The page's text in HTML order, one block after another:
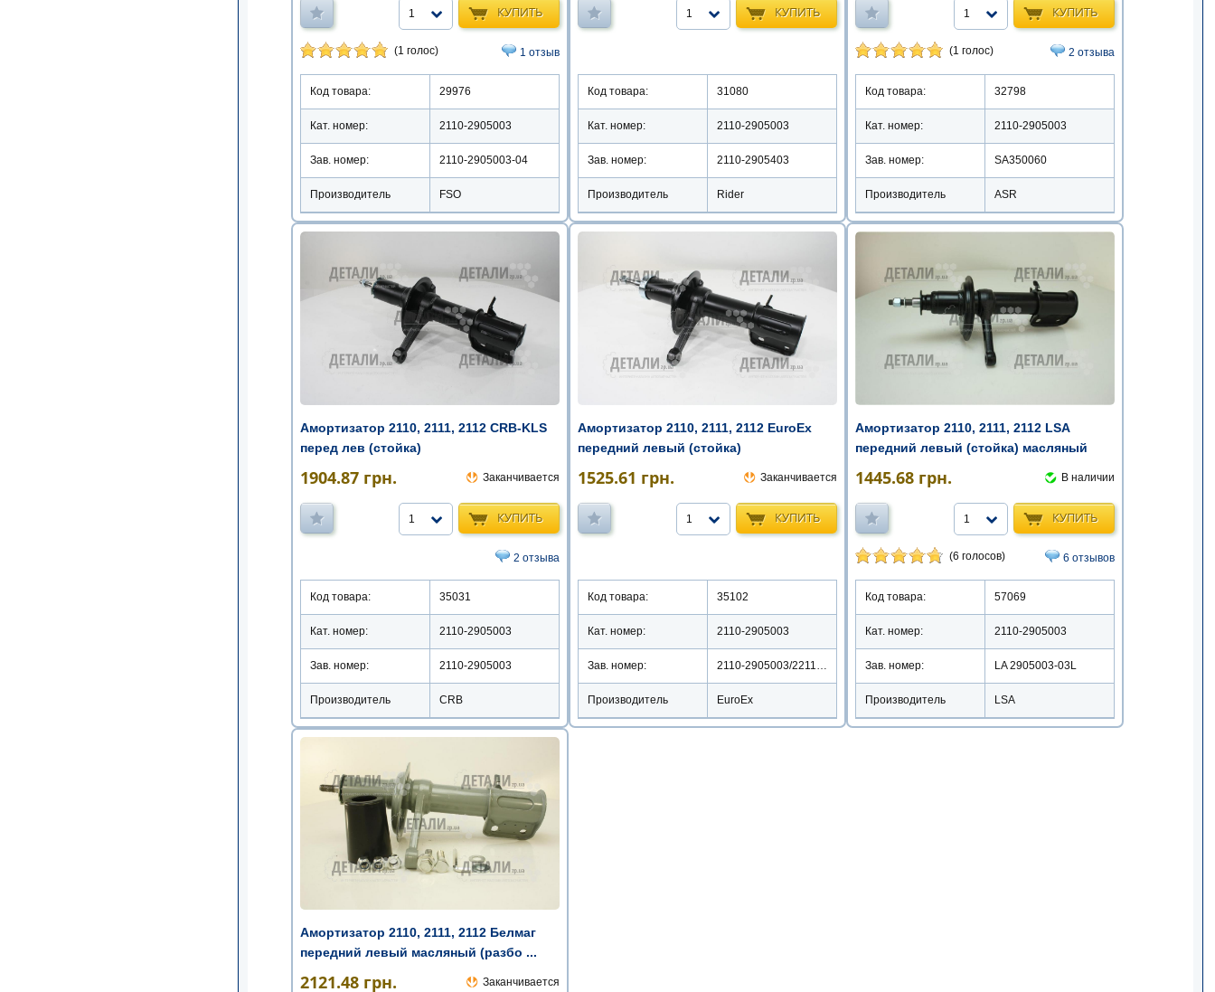
КУПИТЬ
1
(1 голос) 1 отзыв
Код товара: 29976
Кат. номер: 2110-2905003
Зав. номер: 2110-2905003-04
Производитель FSO
КУПИТЬ
1
Код товара: 31080
Кат. номер: 2110-2905003
Зав. номер: 2110-2905403
Производитель Rider
КУПИТЬ
1
(1 голос) 2 отзыва
Код товара: 32798
Кат. номер: 2110-2905003
Зав. номер: SA350060
Производитель ASR
Амортизатор 2110, 2111, 2112 CRB-KLS
перед лев (стойка)
1904.87 грн. Заканчивается
КУПИТЬ
1
2 отзыва
Код товара: 35031
Кат. номер: 2110-2905003
Зав. номер: 2110-2905003
Производитель CRB
Амортизатор 2110, 2111, 2112 EuroEx
передний левый (стойка)
1525.61 грн. Заканчивается
КУПИТЬ
1
Код товара: 35102
Кат. номер: 2110-2905003
Зав. номер:
Производитель EuroEx
Амортизатор 2110, 2111, 2112 LSA
передний левый (стойка) масляный
1445.68 грн. В наличии
КУПИТЬ
1
(6 голосов) 6 отзывов
Код товара: 57069
Кат. номер: 2110-2905003
Зав. номер: LA 2905003-03L
Производитель LSA
Амортизатор 2110, 2111, 2112 Белмаг
передний левый масляный (разбо ...
2121.48 грн. Заканчивается